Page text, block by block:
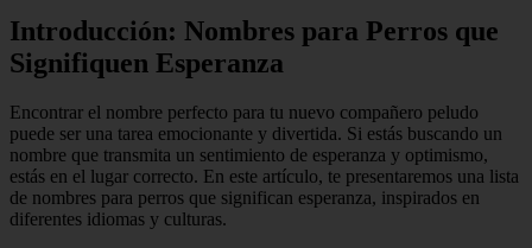
Introducción: Nombres para Perros que
Signifiquen Esperanza
Encontrar el nombre perfecto para tu nuevo compañero peludo
puede ser una tarea emocionante y divertida. Si estás buscando un
nombre que transmita un sentimiento de esperanza y optimismo,
estás en el lugar correcto. En este artículo, te presentaremos una lista
de nombres para perros que significan esperanza, inspirados en
diferentes idiomas y culturas.